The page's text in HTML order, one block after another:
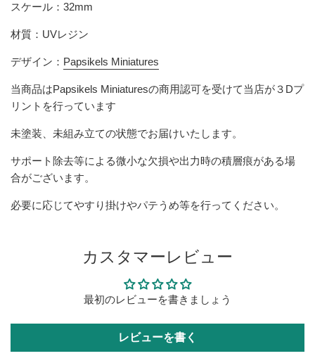
スケール：32mm
材質：UVレジン
デザイン： Papsikels Miniatures
当商品はPapsikels Miniaturesの商用認可を受けて当店が３Dプ
リントを行っています
未塗装、未組み立ての状態でお届けいたします。
サポート除去等による微小な欠損や出力時の積層痕がある場
合がございます。
必要に応じてやすり掛けやパテうめ等を行ってください。
カスタマーレビュー
最初のレビューを書きましょう
レビューを書く